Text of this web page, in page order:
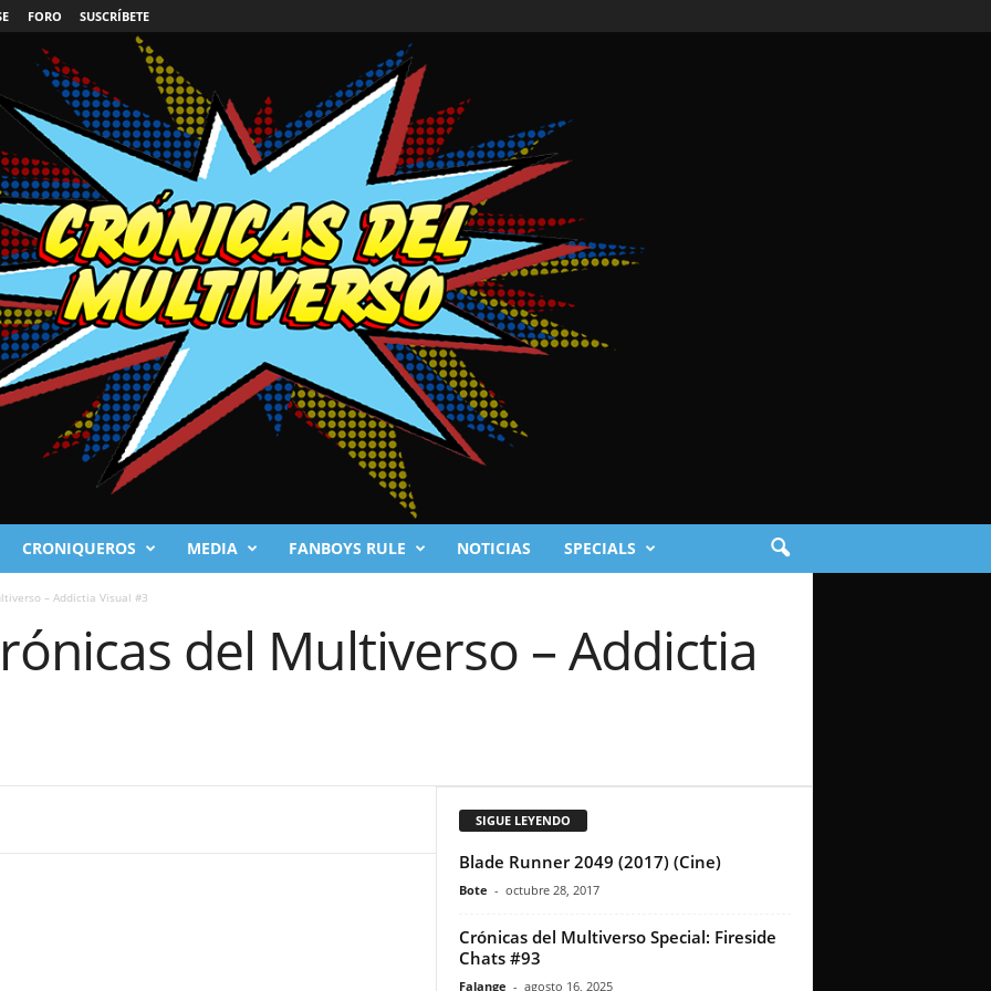
FORO SUSCRÍBETE
CRONIQUEROS MEDIA FANBOYS RULE NOTICIAS SPECIALS
– Addictia Visual #3
del Multiverso – Addictia
SIGUE LEYENDO
Blade Runner 2049 (2017) (Cine)
Bote - octubre 28, 2017
Crónicas del Multiverso Special: Fireside
Chats #93
Falange - agosto 16, 2025